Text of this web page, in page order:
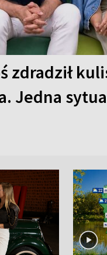
zdradził
Jedna